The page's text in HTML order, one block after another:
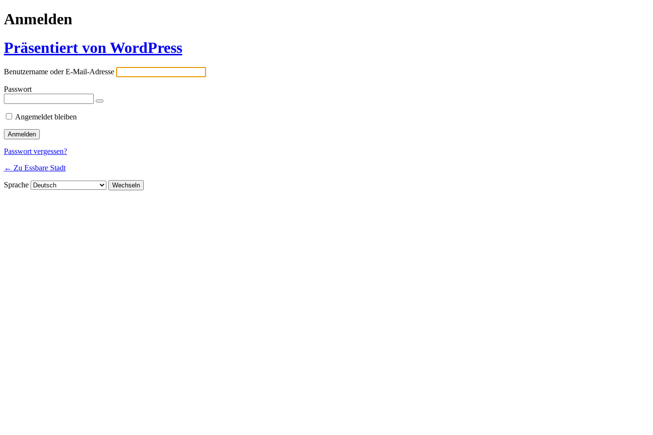
Anmelden
Präsentiert von WordPress
Benutzername oder E-Mail-Adresse
Passwort
Angemeldet bleiben
Passwort vergessen?
← Zu Essbare Stadt
Sprache